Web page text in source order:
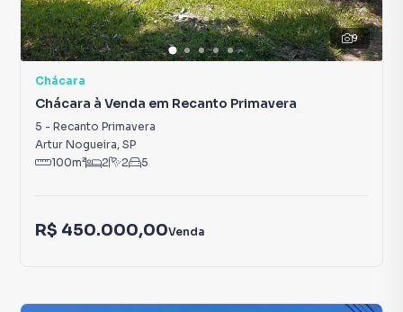
9
Chácara
Chácara à Venda em Recanto Primavera
5 - Recanto Primavera
Artur Nogueira, SP
100m² 2 2 5
R$ 450.000,00Venda